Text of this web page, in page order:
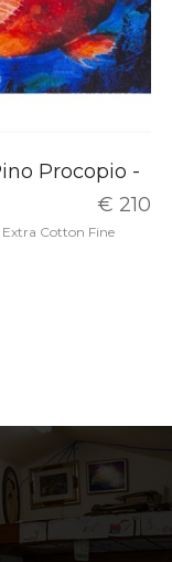
Procopio -
€ 210
Cotton Fine